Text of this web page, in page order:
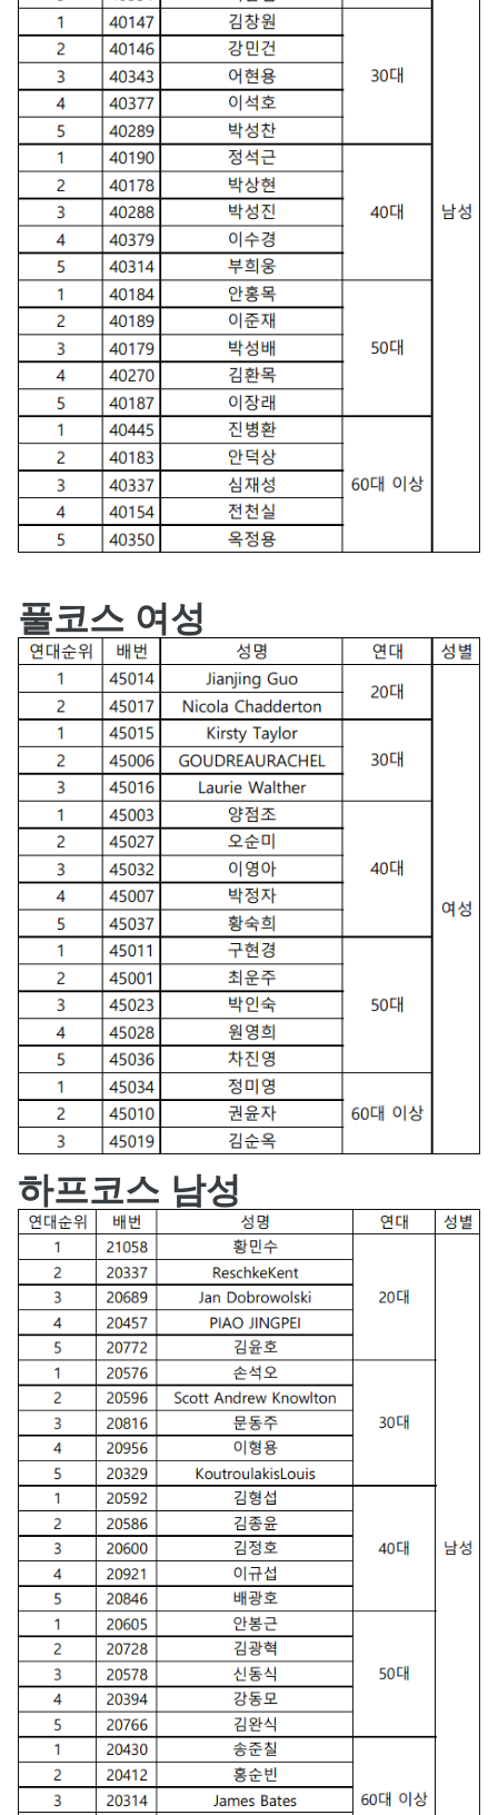
풀코스 여성
하프코스 남성